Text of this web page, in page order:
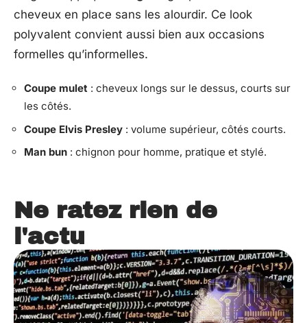
cheveux en place sans les alourdir. Ce look
polyvalent convient aussi bien aux occasions
formelles qu’informelles.
Coupe mulet : cheveux longs sur le dessus, courts sur
les côtés.
Coupe Elvis Presley : volume supérieur, côtés courts.
Man bun : chignon pour homme, pratique et stylé.
Ne ratez rien de
l'actu